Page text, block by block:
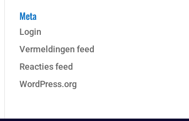
Meta
Login
Vermeldingen feed
Reacties feed
WordPress.org